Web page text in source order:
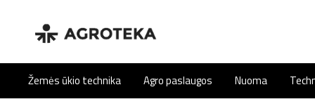
Žemės ūkio technika Agro paslaugos Nuoma